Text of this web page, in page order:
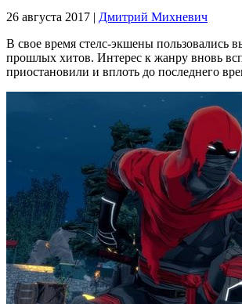
26 августа 2017 | Дмитрий Михневич
В свое время стелс-экшены пользовались
прошлых хитов. Интерес к жанру вновь
приостановили и вплоть до последнего